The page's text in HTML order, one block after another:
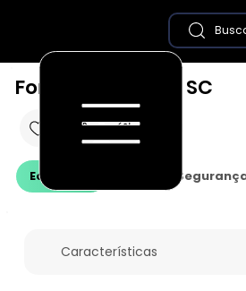
Características
Economia Saúde e
Formosa do Sul - SC